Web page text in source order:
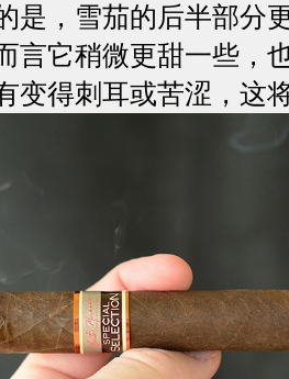
是，雪茄的后半部分
言它稍微更甜一些，
变得刺耳或苦涩，这